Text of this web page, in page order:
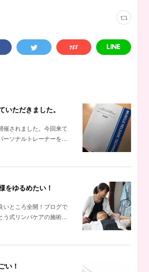
いただきました。
催されました。今回来て
ーソナルトレーナーを…
をゆるめたい！
いところ全開！ブログで
う式リンパケアの施術…
い！